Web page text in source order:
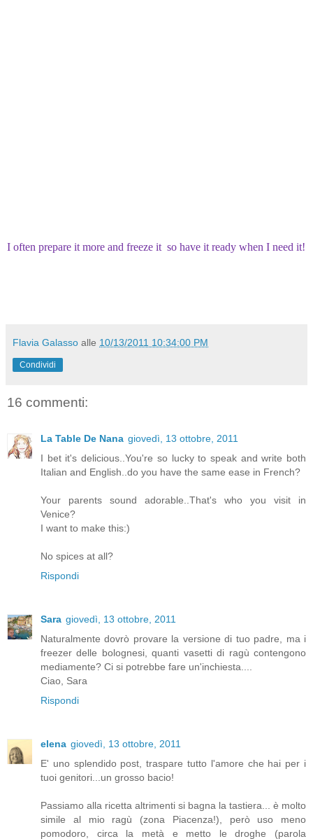
I often prepare it more and freeze it so have it ready when I need it!
Flavia Galasso alle 10/13/2011 10:34:00 PM
Condividi
16 commenti:
La Table De Nana giovedì, 13 ottobre, 2011
I bet it's delicious..You're so lucky to speak and write both
Italian and English..do you have the same ease in French?
Your parents sound adorable..That's who you visit in
Venice?
I want to make this:)
No spices at all?
Rispondi
Sara giovedì, 13 ottobre, 2011
Naturalmente dovrò provare la versione di tuo padre, ma i
freezer delle bolognesi, quanti vasetti di ragù contengono
mediamente? Ci si potrebbe fare un'inchiesta....
Ciao, Sara
Rispondi
elena giovedì, 13 ottobre, 2011
E' uno splendido post, traspare tutto l'amore che hai per i
tuoi genitori...un grosso bacio!
Passiamo alla ricetta altrimenti si bagna la tastiera... è molto
simile al mio ragù (zona Piacenza!), però uso meno
pomodoro, circa la metà e metto le droghe (parola